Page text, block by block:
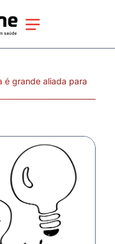
é grande aliada para